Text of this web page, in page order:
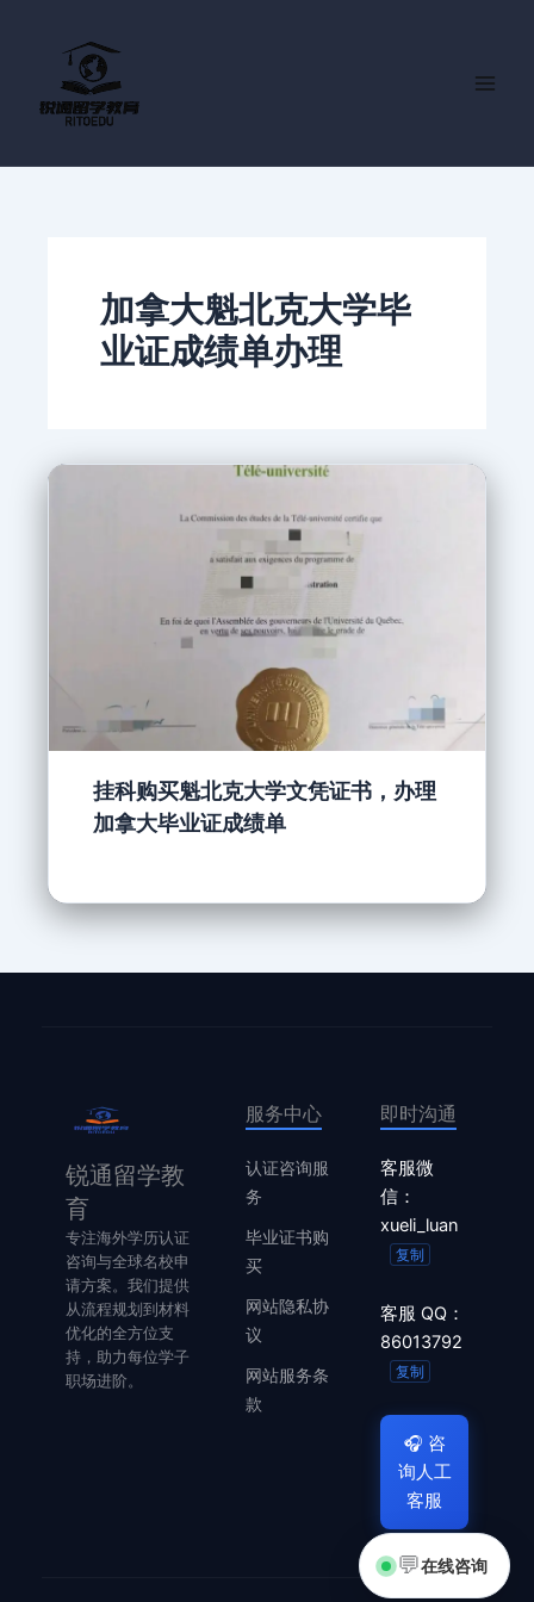
加拿大魁北克大学毕
业证成绩单办理
挂科购买魁北克大学文凭证书，办理
加拿大毕业证成绩单
锐通留学教
育
专注海外学历认证
咨询与全球名校申
请方案。我们提供
从流程规划到材料
优化的全方位支
持，助力每位学子
职场进阶。
服务中心
认证咨询服
务
毕业证书购
买
网站隐私协
议
网站服务条
款
即时沟通
客服微
信：
xueli_luan
复制
客服 QQ：
86013792
复制
🎧 咨
询人工
客服
💬在线咨询